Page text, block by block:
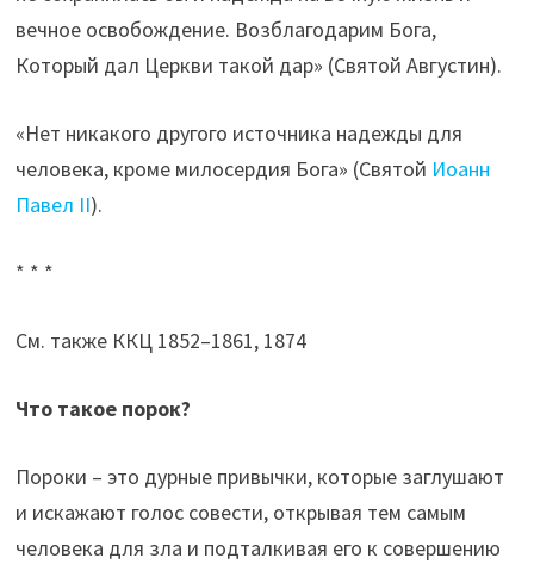
вечное освобождение. Возблагодарим Бога,
Который дал Церкви такой дар» (Святой Августин).
«Нет никакого другого источника надежды для
человека, кроме милосердия Бога» (Святой Иоанн
Павел II).
* * *
См. также ККЦ 1852–1861, 1874
Что такое порок?
Пороки – это дурные привычки, которые заглушают
и искажают голос совести, открывая тем самым
человека для зла и подталкивая его к совершению